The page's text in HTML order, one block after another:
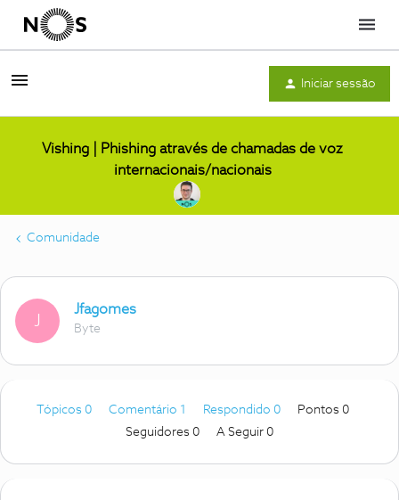
Menu
Iniciar sessão
Vishing | Phishing através de chamadas de voz
internacionais/nacionais
Comunidade
J
Jfagomes
Byte
Tópicos 0 Comentário 1 Respondido 0
Pontos 0
Seguidores 0 A Seguir 0